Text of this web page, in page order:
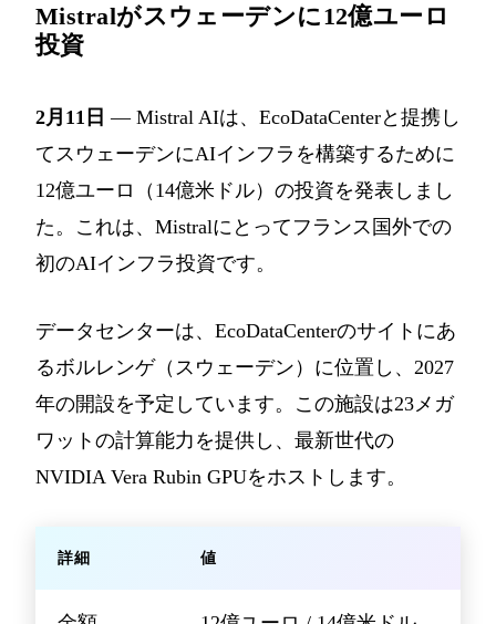
Mistralがスウェーデンに12億ユーロ
投資
2月11日 — Mistral AIは、EcoDataCenterと提携し
てスウェーデンにAIインフラを構築するために
12億ユーロ（14億米ドル）の投資を発表しまし
た。これは、Mistralにとってフランス国外での
初のAIインフラ投資です。
データセンターは、EcoDataCenterのサイトにあ
るボルレンゲ（スウェーデン）に位置し、2027
年の開設を予定しています。この施設は23メガ
ワットの計算能力を提供し、最新世代の
NVIDIA Vera Rubin GPUをホストします。
詳細 値